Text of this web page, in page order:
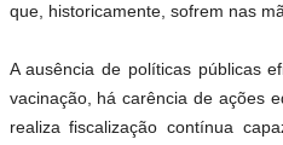
que, historicamente, sofrem nas
A ausência de políticas públicas
vacinação, há carência de ações
realiza fiscalização contínua